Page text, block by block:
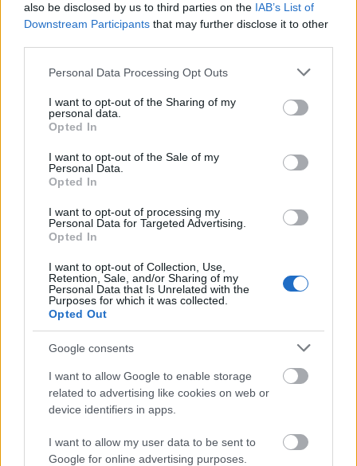
also be disclosed by us to third parties on the IAB’s List of
Downstream Participants that may further disclose it to other
Please note that this website/app uses one or more Google
not limited to your visit or usage behaviour. You may click to
grant or deny consent to Google and its third-party tags to
use your data for below specified purposes in below Google
consent section.
Personal Data Processing Opt Outs
I want to opt-out of the Sharing of my
personal data.
Opted In
I want to opt-out of the Sale of my
Personal Data.
Opted In
I want to opt-out of processing my
Personal Data for Targeted Advertising.
Opted In
I want to opt-out of Collection, Use,
Retention, Sale, and/or Sharing of my
Personal Data that Is Unrelated with the
Purposes for which it was collected.
Opted Out
Google consents
I want to allow Google to enable storage
related to advertising like cookies on web or
device identifiers in apps.
I want to allow my user data to be sent to
Google for online advertising purposes.
Recomendaciones de compra – Athletic: tres leones a seguir en
la 21/22
29. julio 2021 Por Jesus Gallo |
El Athletic espera pelear este año por competiciones europeas en la
primera temporada completa de Marcelino García en el banquillo. Estos
tres jugadores rojiblancos pueden ser muy importantes para el técnico y
cuestan menos de 2,5 millones en Comunio.
Leer más »